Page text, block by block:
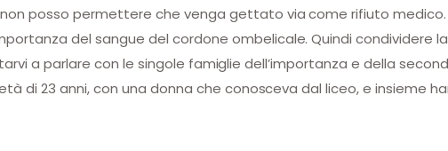
posso permettere che venga gettato via come rifiuto
del sangue del cordone ombelicale. Quindi condividere
a parlare con le singole famiglie dell’importanza e della
di 23 anni, con una donna che conosceva dal liceo, e insieme